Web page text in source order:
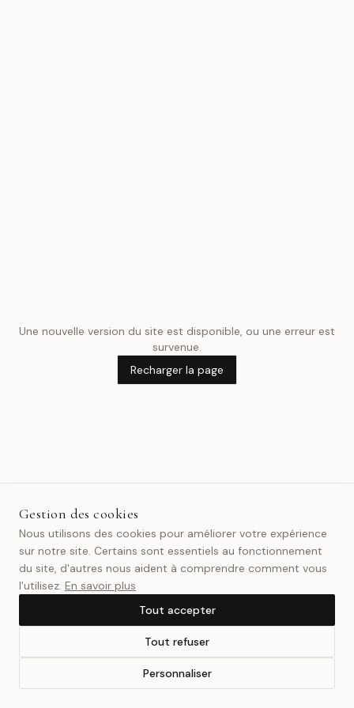
Gestion des cookies
Nous utilisons des cookies pour améliorer votre expérience
sur notre site. Certains sont essentiels au fonctionnement
du site, d'autres nous aident à comprendre comment vous
l'utilisez. En savoir plus
Tout refuser
Personnaliser
Tout accepter
Une nouvelle version du site est disponible, ou une erreur est
survenue.
Recharger la page